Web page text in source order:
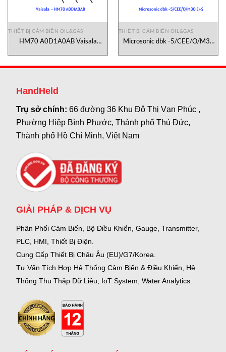
THIẾT BỊ CẢM BIẾN OIL&GAS
HM70 A0D1A0AB Vaisala
THIẾT BỊ CẢM BIẾN OIL&GAS
Microsonic dbk -5/CEE/O/M30
HandHeld
Trụ sở chính:66 đường 36 Khu Đô Thị Vạn Phúc ,
Phường Hiệp Bình Phước, Thành phố Thủ Đức,
Thành phố Hồ Chí Minh, Việt Nam
GIẢI PHÁP & DỊCH VỤ
Phân Phối Cảm Biến, Bộ Điều Khiển, Gauge, Transmitter,
PLC, HMI, Thiết Bị Điện.
Cung Cấp Thiết Bị Châu Âu (EU)/G7/Korea.
Tư Vấn Tích Hợp Hệ Thống Cảm Biến & Điều Khiển, Hệ
Thống Thu Thập Dữ Liệu, IoT System, Water Analytics.